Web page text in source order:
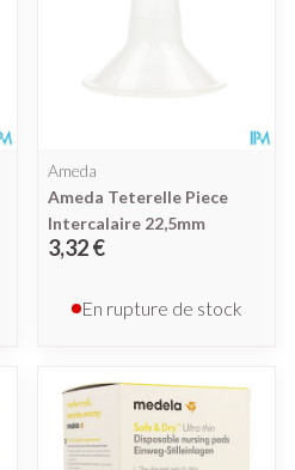
Ameda
Ameda Teterelle Piece
Intercalaire 22,5mm
3,32 €
En rupture de stock